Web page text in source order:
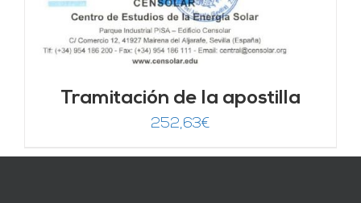
Tramitación de la apostilla
252,63€